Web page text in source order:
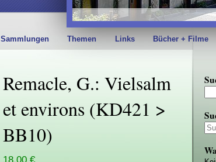
Sammlungen Themen Links Bücher + Filme
Remacle, G.: Vielsalm
et environs (KD421 >
BB10)